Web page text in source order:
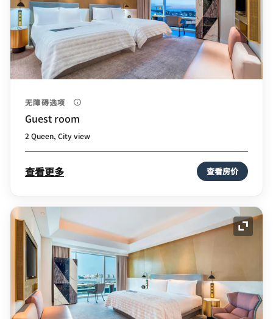
无障碍选项
Guest room
2 Queen, City view
查看更多 查看房价
展开